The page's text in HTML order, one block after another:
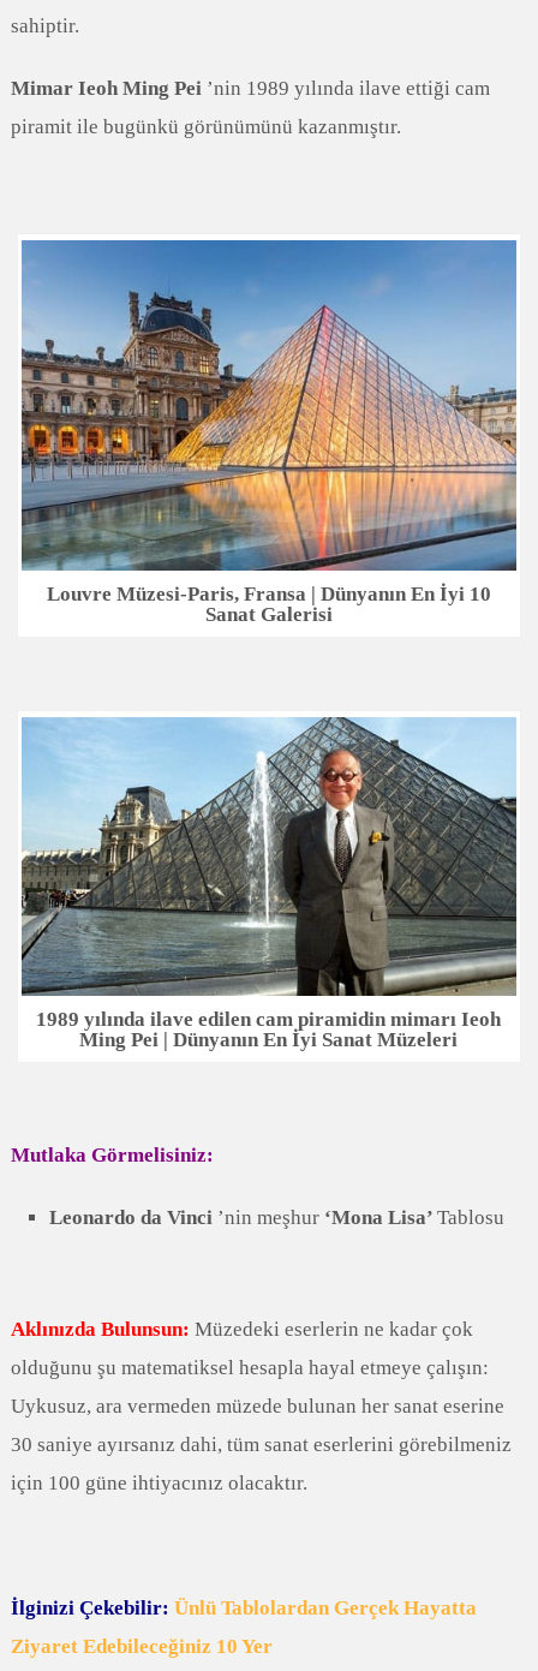
sahiptir.
Mimar Ieoh Ming Pei ’nin 1989 yılında ilave ettiği cam
piramit ile bugünkü görünümünü kazanmıştır.
Louvre Müzesi-Paris, Fransa | Dünyanın En İyi 10
Sanat Galerisi
1989 yılında ilave edilen cam piramidin mimarı Ieoh
Ming Pei | Dünyanın En İyi Sanat Müzeleri
Mutlaka Görmelisiniz:
Leonardo da Vinci ’nin meşhur ‘Mona Lisa’Tablosu
Aklınızda Bulunsun: Müzedeki eserlerin ne kadar çok
olduğunu şu matematiksel hesapla hayal etmeye çalışın:
Uykusuz, ara vermeden müzede bulunan her sanat eserine
30 saniye ayırsanız dahi, tüm sanat eserlerini görebilmeniz
için 100 güne ihtiyacınız olacaktır.
İlginizi Çekebilir: Ünlü Tablolardan Gerçek Hayatta
Ziyaret Edebileceğiniz 10 Yer